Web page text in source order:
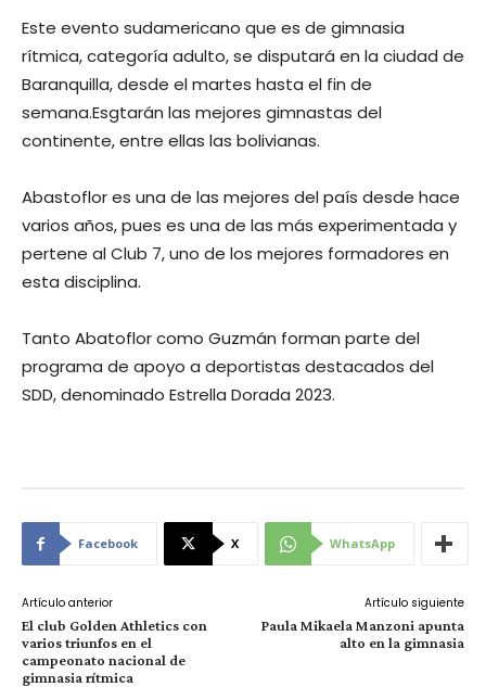
Este evento sudamericano que es de gimnasia
rítmica, categoría adulto, se disputará en la ciudad de
Baranquilla, desde el martes hasta el fin de
semana.Esgtarán las mejores gimnastas del
continente, entre ellas las bolivianas.
Abastoflor es una de las mejores del país desde hace
varios años, pues es una de las más experimentada y
pertene al Club 7, uno de los mejores formadores en
esta disciplina.
Tanto Abatoflor como Guzmán forman parte del
programa de apoyo a deportistas destacados del
SDD, denominado Estrella Dorada 2023.
Facebook X WhatsApp
Artículo anterior
El club Golden Athletics con
varios triunfos en el
campeonato nacional de
gimnasia rítmica
Artículo siguiente
Paula Mikaela Manzoni apunta
alto en la gimnasia